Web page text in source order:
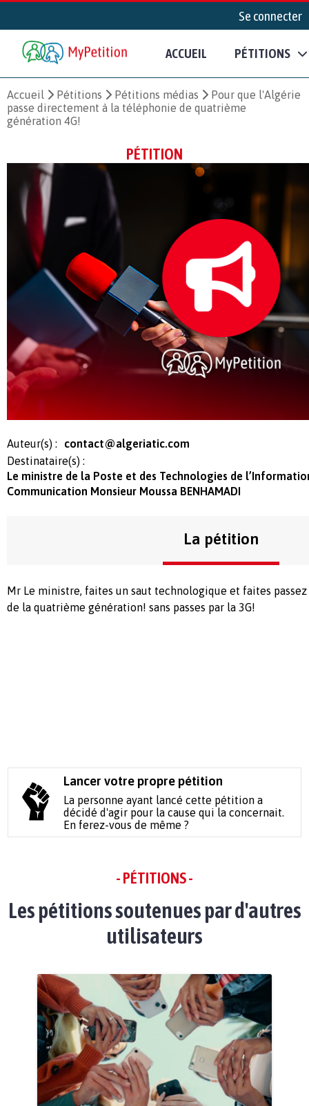
Se connecter
ACCUEIL PÉTITIONS
Accueil Pétitions Pétitions médias
Pour que l'Algérie
passe directement à la téléphonie de quatrième
génération 4G!
PÉTITION
Auteur(s) :
contact@algeriatic.com
Destinataire(s) :
Le ministre de la Poste et des Technologies de
Communication Monsieur Moussa BENHAMADI
La pétition
Mr Le ministre, faites un saut technologique et faites
de la quatrième génération! sans passes par la 3G!
Lancer votre propre pétition
La personne ayant lancé cette pétition a
décidé d'agir pour la cause qui la concernait.
En ferez-vous de même ?
- PÉTITIONS -
Les pétitions soutenues par d'autres
utilisateurs